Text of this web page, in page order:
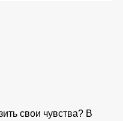
свои чувства? В